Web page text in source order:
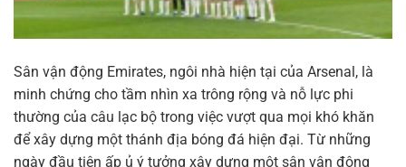
Sân vận động Emirates, ngôi nhà hiện tại của Arsenal, là
minh chứng cho tầm nhìn xa trông rộng và nỗ lực phi
thường của câu lạc bộ trong việc vượt qua mọi khó khăn
để xây dựng một thánh địa bóng đá hiện đại. Từ những
ngày đầu tiên ấp ủ ý tưởng xây dựng một sân vận động